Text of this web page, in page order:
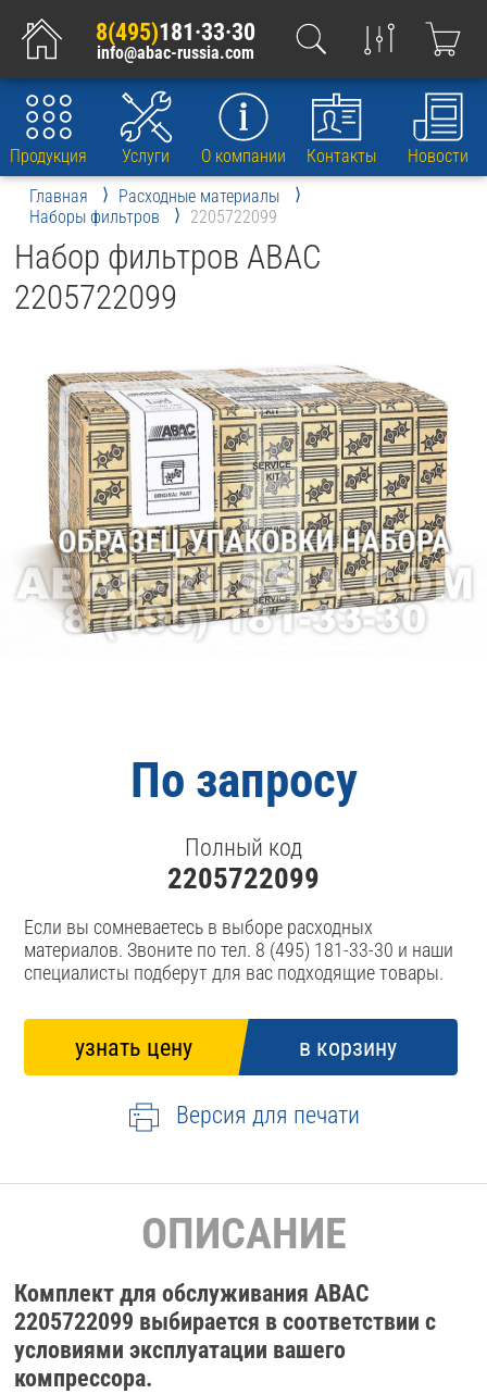
8(495)181·33·30
info@abac-russia.com
Продукция Услуги О компании Контакты
Новости
Главная
Расходные материалы
Наборы фильтров
2205722099
Набор фильтров ABAC
2205722099
По запросу
Полный код
2205722099
Если вы сомневаетесь в выборе расходных
материалов. Звоните по тел. 8 (495) 181-33-30 и наши
специалисты подберут для вас подходящие товары.
Версия для печати
ОПИСАНИЕ
Комплект для обслуживания ABAC
2205722099 выбирается в соответствии с
условиями эксплуатации вашего
компрессора.